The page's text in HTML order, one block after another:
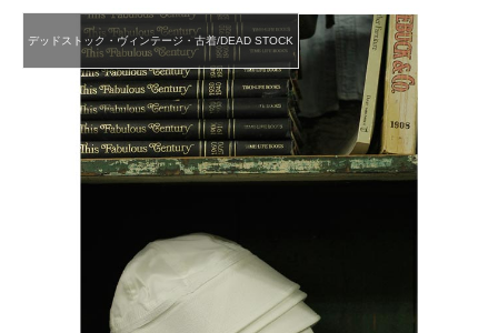
デッドストック・ヴィンテージ・古着/DEAD STOCK